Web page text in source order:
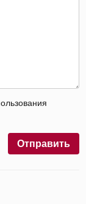
Отправить